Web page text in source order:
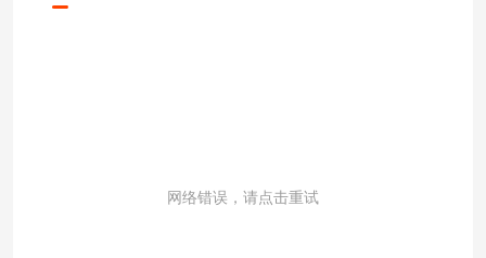
网络错误，请点击重试